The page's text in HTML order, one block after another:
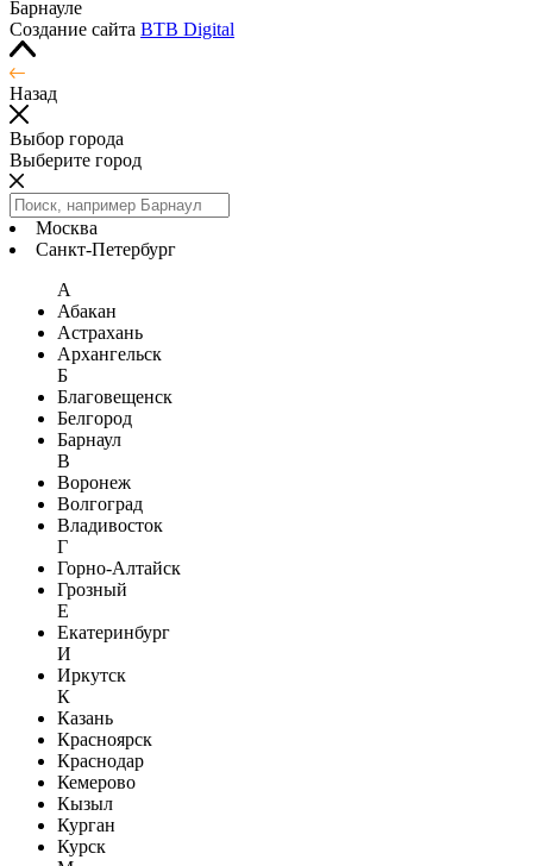
Барнауле
Создание сайта BTB Digital
Назад
Выбор города
Выберите город
Москва
Санкт-Петербург
А
Абакан
Астрахань
Архангельск
Б
Благовещенск
Белгород
Барнаул
В
Воронеж
Волгоград
Владивосток
Г
Горно-Алтайск
Грозный
Е
Екатеринбург
И
Иркутск
К
Казань
Красноярск
Краснодар
Кемерово
Кызыл
Курган
Курск